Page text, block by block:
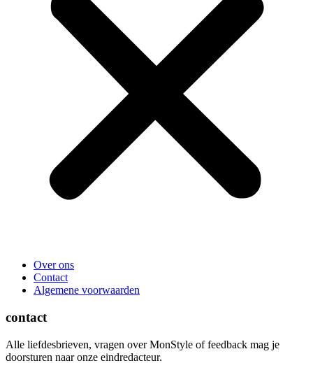
Over ons
Contact
Algemene voorwaarden
contact
Alle liefdesbrieven, vragen over MonStyle of feedback mag je
doorsturen naar onze eindredacteur.